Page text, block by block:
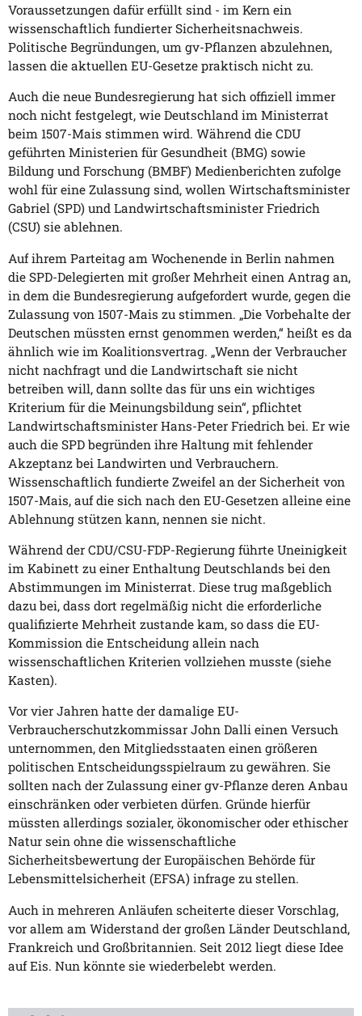
Voraussetzungen dafür erfüllt sind - im Kern ein
wissenschaftlich fundierter Sicherheitsnachweis.
Politische Begründungen, um gv-Pflanzen abzulehnen,
lassen die aktuellen EU-Gesetze praktisch nicht zu.
Auch die neue Bundesregierung hat sich offiziell immer
noch nicht festgelegt, wie Deutschland im Ministerrat
beim 1507-Mais stimmen wird. Während die CDU
geführten Ministerien für Gesundheit (BMG) sowie
Bildung und Forschung (BMBF) Medienberichten zufolge
wohl für eine Zulassung sind, wollen Wirtschaftsminister
Gabriel (SPD) und Landwirtschaftsminister Friedrich
(CSU) sie ablehnen.
Auf ihrem Parteitag am Wochenende in Berlin nahmen
die SPD-Delegierten mit großer Mehrheit einen Antrag an,
in dem die Bundesregierung aufgefordert wurde, gegen die
Zulassung von 1507-Mais zu stimmen. „Die Vorbehalte der
Deutschen müssten ernst genommen werden,“ heißt es da
ähnlich wie im Koalitionsvertrag. „Wenn der Verbraucher
nicht nachfragt und die Landwirtschaft sie nicht
betreiben will, dann sollte das für uns ein wichtiges
Kriterium für die Meinungsbildung sein“, pflichtet
Landwirtschaftsminister Hans-Peter Friedrich bei. Er wie
auch die SPD begründen ihre Haltung mit fehlender
Akzeptanz bei Landwirten und Verbrauchern.
Wissenschaftlich fundierte Zweifel an der Sicherheit von
1507-Mais, auf die sich nach den EU-Gesetzen alleine eine
Ablehnung stützen kann, nennen sie nicht.
Während der CDU/CSU-FDP-Regierung führte Uneinigkeit
im Kabinett zu einer Enthaltung Deutschlands bei den
Abstimmungen im Ministerrat. Diese trug maßgeblich
dazu bei, dass dort regelmäßig nicht die erforderliche
qualifizierte Mehrheit zustande kam, so dass die EU-
Kommission die Entscheidung allein nach
wissenschaftlichen Kriterien vollziehen musste (siehe
Kasten).
Vor vier Jahren hatte der damalige EU-
Verbraucherschutzkommissar John Dalli einen Versuch
unternommen, den Mitgliedsstaaten einen größeren
politischen Entscheidungsspielraum zu gewähren. Sie
sollten nach der Zulassung einer gv-Pflanze deren Anbau
einschränken oder verbieten dürfen. Gründe hierfür
müssten allerdings sozialer, ökonomischer oder ethischer
Natur sein ohne die wissenschaftliche
Sicherheitsbewertung der Europäischen Behörde für
Lebensmittelsicherheit (EFSA) infrage zu stellen.
Auch in mehreren Anläufen scheiterte dieser Vorschlag,
vor allem am Widerstand der großen Länder Deutschland,
Frankreich und Großbritannien. Seit 2012 liegt diese Idee
auf Eis. Nun könnte sie wiederbelebt werden.